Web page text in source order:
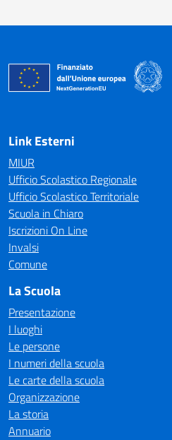
Link Esterni
MIUR
Ufficio Scolastico Regionale
Ufficio Scolastico Territoriale
Scuola in Chiaro
Iscrizioni On Line
Invalsi
Comune
La Scuola
Presentazione
I luoghi
Le persone
I numeri della scuola
Le carte della scuola
Organizzazione
La storia
Annuario